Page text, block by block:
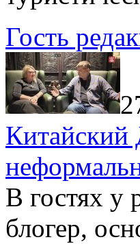
Гость
Китайский
В гостях у
блогер,